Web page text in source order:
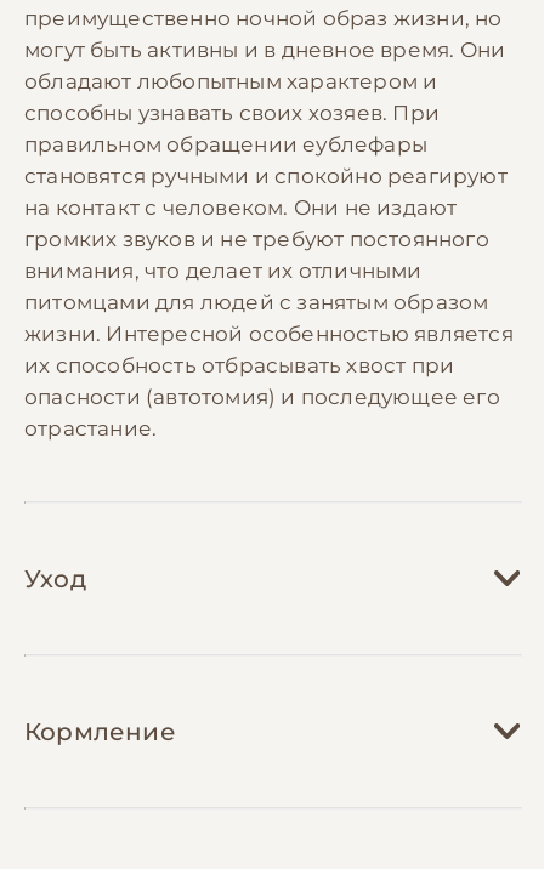
преимущественно ночной образ жизни, но
могут быть активны и в дневное время. Они
обладают любопытным характером и
способны узнавать своих хозяев. При
правильном обращении еублефары
становятся ручными и спокойно реагируют
на контакт с человеком. Они не издают
громких звуков и не требуют постоянного
внимания, что делает их отличными
питомцами для людей с занятым образом
жизни. Интересной особенностью является
их способность отбрасывать хвост при
опасности (автотомия) и последующее его
отрастание.
Уход
специальных условий в террариуме.
Минимальный размер террариума для
см. Необходимо обеспечить градиент
Кормление